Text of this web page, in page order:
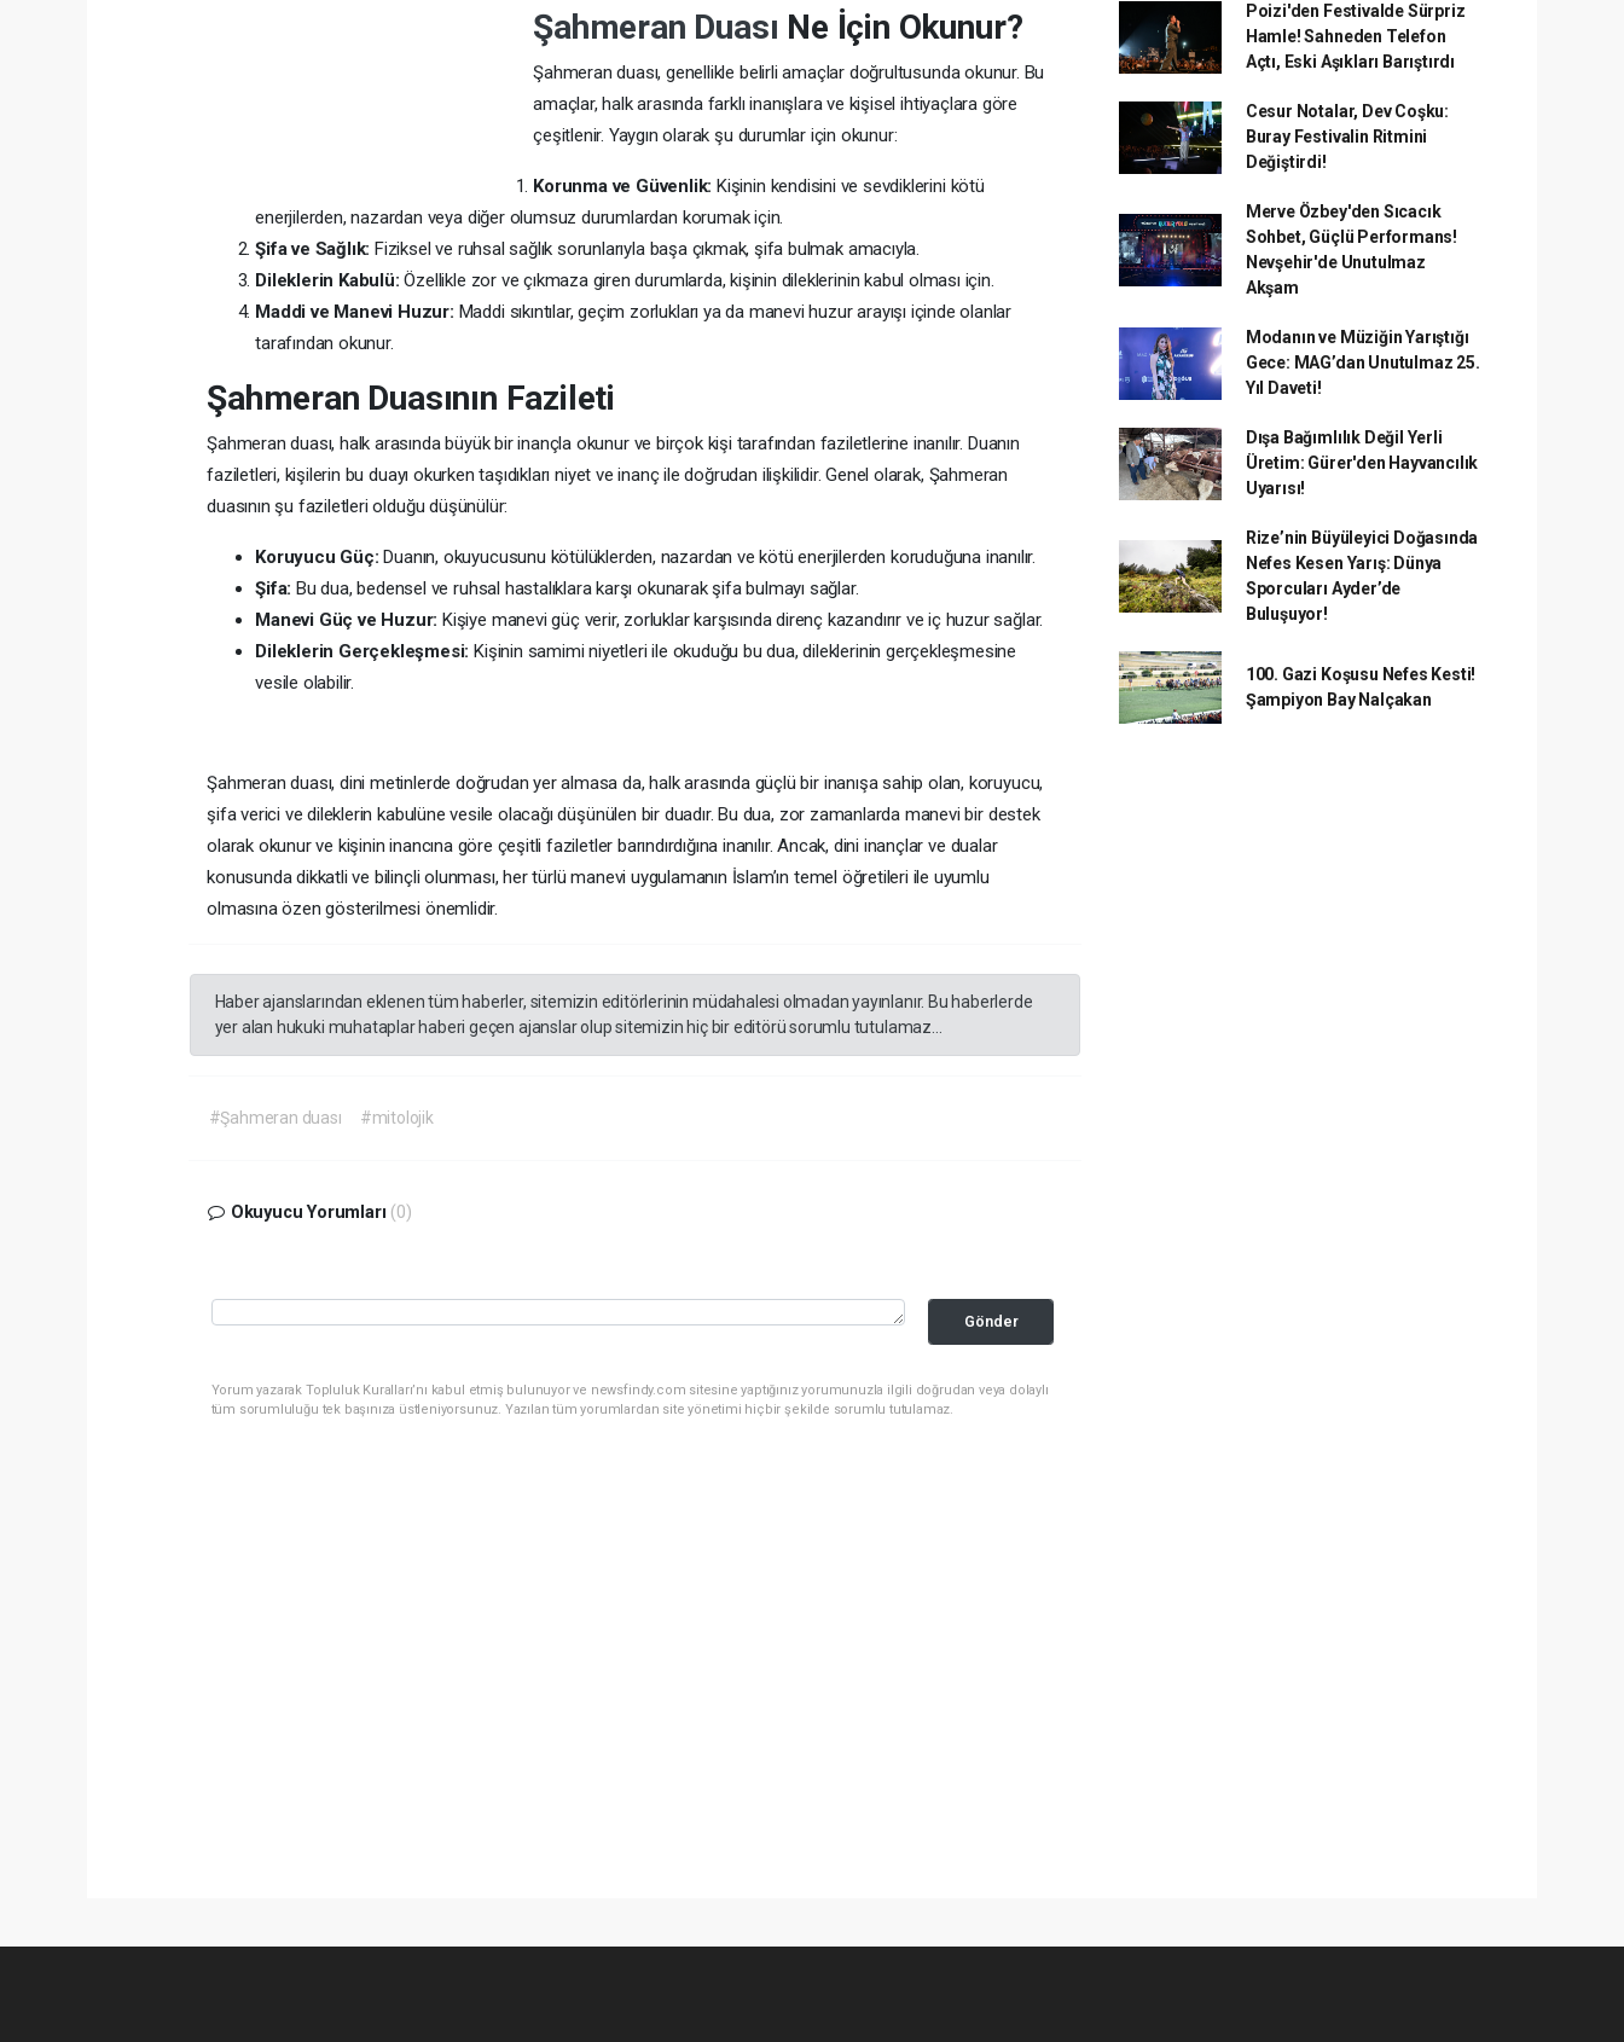
Şahmeran Duası Ne İçin Okunur?
Şahmeran duası, genellikle belirli amaçlar doğrultusunda okunur. Bu
amaçlar, halk arasında farklı inanışlara ve kişisel ihtiyaçlara göre
çeşitlenir. Yaygın olarak şu durumlar için okunur:
Korunma ve Güvenlik: Kişinin kendisini ve sevdiklerini kötü
enerjilerden, nazardan veya diğer olumsuz durumlardan korumak için.
Şifa ve Sağlık: Fiziksel ve ruhsal sağlık sorunlarıyla başa çıkmak, şifa bulmak amacıyla.
Dileklerin Kabulü: Özellikle zor ve çıkmaza giren durumlarda, kişinin dileklerinin kabul olması için.
Maddi ve Manevi Huzur: Maddi sıkıntılar, geçim zorlukları ya da manevi huzur arayışı içinde olanlar
tarafından okunur.
Şahmeran Duasının Fazileti
Şahmeran duası, halk arasında büyük bir inançla okunur ve birçok kişi tarafından faziletlerine inanılır. Duanın
faziletleri, kişilerin bu duayı okurken taşıdıkları niyet ve inanç ile doğrudan ilişkilidir. Genel olarak, Şahmeran
duasının şu faziletleri olduğu düşünülür:
Koruyucu Güç: Duanın, okuyucusunu kötülüklerden, nazardan ve kötü enerjilerden koruduğuna inanılır.
Şifa: Bu dua, bedensel ve ruhsal hastalıklara karşı okunarak şifa bulmayı sağlar.
Manevi Güç ve Huzur: Kişiye manevi güç verir, zorluklar karşısında direnç kazandırır ve iç huzur sağlar.
Dileklerin Gerçekleşmesi: Kişinin samimi niyetleri ile okuduğu bu dua, dileklerinin gerçekleşmesine
vesile olabilir.
Şahmeran duası, dini metinlerde doğrudan yer almasa da, halk arasında güçlü bir inanışa sahip olan, koruyucu,
şifa verici ve dileklerin kabulüne vesile olacağı düşünülen bir duadır. Bu dua, zor zamanlarda manevi bir destek
olarak okunur ve kişinin inancına göre çeşitli faziletler barındırdığına inanılır. Ancak, dini inançlar ve dualar
konusunda dikkatli ve bilinçli olunması, her türlü manevi uygulamanın İslam’ın temel öğretileri ile uyumlu
olmasına özen gösterilmesi önemlidir.
Haber ajanslarından eklenen tüm haberler, sitemizin editörlerinin müdahalesi olmadan yayınlanır. Bu haberlerde
yer alan hukuki muhataplar haberi geçen ajanslar olup sitemizin hiç bir editörü sorumlu tutulamaz...
#Şahmeran duası #mitolojik
Okuyucu Yorumları (0)
Gönder
Yorum yazarak Topluluk Kuralları’nı kabul etmiş bulunuyor ve newsfindy.com sitesine yaptığınız yorumunuzla ilgili doğrudan veya dolaylı
tüm sorumluluğu tek başınıza üstleniyorsunuz. Yazılan tüm yorumlardan site yönetimi hiçbir şekilde sorumlu tutulamaz.
Poizi'den Festivalde Sürpriz
Hamle! Sahneden Telefon
Açtı, Eski Aşıkları Barıştırdı
Cesur Notalar, Dev Coşku:
Buray Festivalin Ritmini
Değiştirdi!
Merve Özbey'den Sıcacık
Sohbet, Güçlü Performans!
Nevşehir'de Unutulmaz
Akşam
Modanın ve Müziğin Yarıştığı
Gece: MAG’dan Unutulmaz 25.
Yıl Daveti!
Dışa Bağımlılık Değil Yerli
Üretim: Gürer'den Hayvancılık
Uyarısı!
Rize’nin Büyüleyici Doğasında
Nefes Kesen Yarış: Dünya
Sporcuları Ayder’de
Buluşuyor!
100. Gazi Koşusu Nefes Kesti!
Şampiyon Bay Nalçakan